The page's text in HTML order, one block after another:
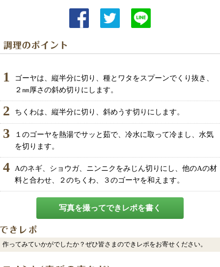
1
ゴーヤは、縦半分に切り、種とワタをスプーンでくり抜き、
２㎜厚さの斜め切りにします。
2 ちくわは、縦半分に切り、斜めうす切りにします。
3
１のゴーヤを熱湯でサッと茹で、冷水に取って冷まし、水気
を切ります。
4
Aのネギ、ショウガ、ニンニクをみじん切りにし、他のAの材
料と合わせ、２のちくわ、３のゴーヤを和えます。
写真を撮ってできレポを書く
作ってみていかがでしたか？ぜひ皆さまのできレポをお寄せください。